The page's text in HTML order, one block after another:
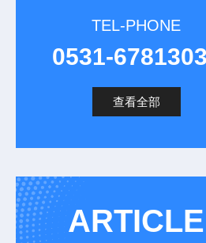
TEL-PHONE
0531-
查看全部
ARTICLE